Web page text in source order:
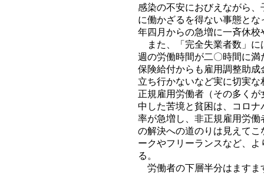
感染の不安におびえながら
に働かざるを得ない事態と
年四月からの急増に一斉休
また、「完全失業者数」に
週の労働時間が二〇時間に
保険給付からも雇用調整助
立ち行かないなど実に切実
正規雇用労働者（その多く
中した苦境と貧困は、コロ
率が急増し、非正規雇用労
の解決への道のりは見えて
ークやフリーランスなど、
る。
労働者の下層半分はますま